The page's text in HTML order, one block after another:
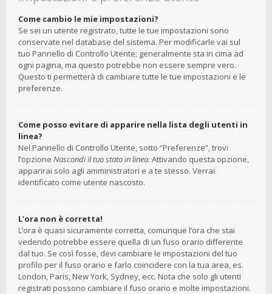
Come cambio le mie impostazioni?
Se sei un utente registrato, tutte le tue impostazioni sono
conservate nel database del sistema. Per modificarle vai sul
tuo Pannello di Controllo Utente; generalmente sta in cima ad
ogni pagina, ma questo potrebbe non essere sempre vero.
Questo ti permetterà di cambiare tutte le tue impostazioni e le
preferenze.
Come posso evitare di apparire nella lista degli utenti in
linea?
Nel Pannello di Controllo Utente, sotto “Preferenze”, trovi
l’opzione Nascondi il tuo stato in linea. Attivando questa opzione,
apparirai solo agli amministratori e a te stesso. Verrai
identificato come utente nascosto.
L’ora non è corretta!
L’ora è quasi sicuramente corretta, comunque l’ora che stai
vedendo potrebbe essere quella di un fuso orario differente
dal tuo. Se così fosse, devi cambiare le impostazioni del tuo
profilo per il fuso orario e farlo coincidere con la tua area, es.
London, Paris, New York, Sydney, ecc. Nota che solo gli utenti
registrati possono cambiare il fuso orario e molte impostazioni.